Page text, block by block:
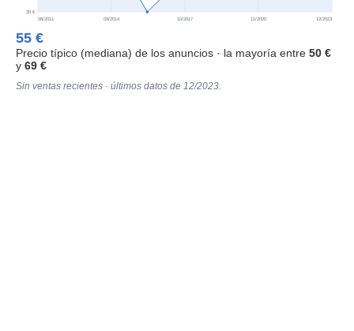
35 €
08/2011 09/2014 10/2017 11/2020 12/2023
55 €
Precio típico (mediana) de los anuncios · la mayoría entre 50 €
y 69 €
Sin ventas recientes · últimos datos de 12/2023.